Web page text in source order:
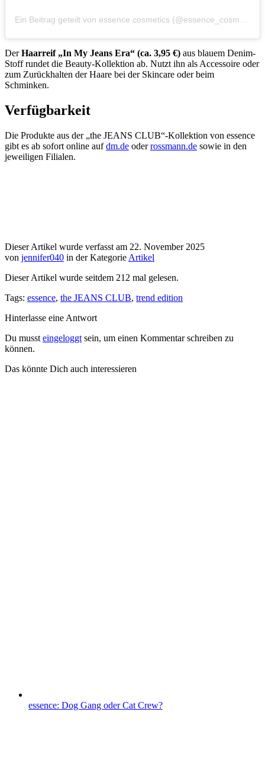
DerHaarreif „In My Jeans Era“ (ca. 3,95 €) aus blauem Denim-
Stoff rundet die Beauty-Kollektion ab. Nutzt ihn als Accessoire oder
zum Zurückhalten der Haare bei der Skincare oder beim
Schminken.
Verfügbarkeit
Die Produkte aus der „the JEANS CLUB“-Kollektion von essence
gibt es ab sofort online aufdm.de oderrossmann.de sowie in den
jeweiligen Filialen.
Dieser Artikel wurde verfasst am 22. November 2025
von jennifer040 in der Kategorie Artikel
Dieser Artikel wurde seitdem 212 mal gelesen.
Tags: essence, the JEANS CLUB, trend edition
Hinterlasse eine Antwort
Du musst eingeloggt sein, um einen Kommentar schreiben zu
können.
Das könnte Dich auch interessieren
essence: Dog Gang oder Cat Crew?